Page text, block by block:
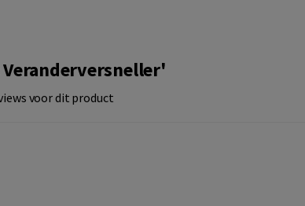
Veranderversneller'
voor dit product